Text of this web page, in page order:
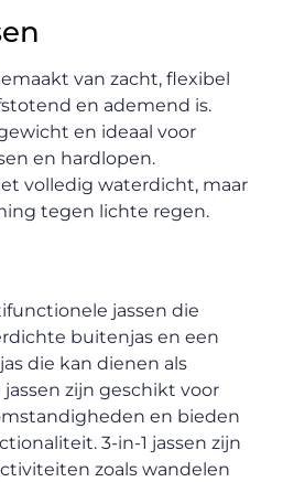
van zacht, flexibel
en ademend is.
en ideaal voor
en hardlopen.
volledig waterdicht, maar
tegen lichte regen.
jassen die
buitenjas en een
die kan dienen als
jassen zijn geschikt voor
en bieden
3-in-1 jassen zijn
zoals wandelen